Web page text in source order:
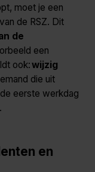
moet je een
de RSZ. Dit
de
een
ook:wijzig
die uit
eerste werkdag
en